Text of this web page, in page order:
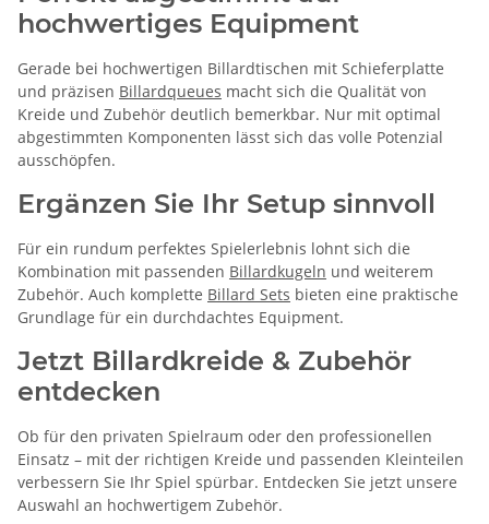
hochwertiges Equipment
Gerade bei hochwertigen Billardtischen mit Schieferplatte
und präzisen Billardqueues macht sich die Qualität von
Kreide und Zubehör deutlich bemerkbar. Nur mit optimal
abgestimmten Komponenten lässt sich das volle Potenzial
ausschöpfen.
Ergänzen Sie Ihr Setup sinnvoll
Für ein rundum perfektes Spielerlebnis lohnt sich die
Kombination mit passenden Billardkugeln und weiterem
Zubehör. Auch komplette Billard Sets bieten eine praktische
Grundlage für ein durchdachtes Equipment.
Jetzt Billardkreide & Zubehör
entdecken
Ob für den privaten Spielraum oder den professionellen
Einsatz – mit der richtigen Kreide und passenden Kleinteilen
verbessern Sie Ihr Spiel spürbar. Entdecken Sie jetzt unsere
Auswahl an hochwertigem Zubehör.